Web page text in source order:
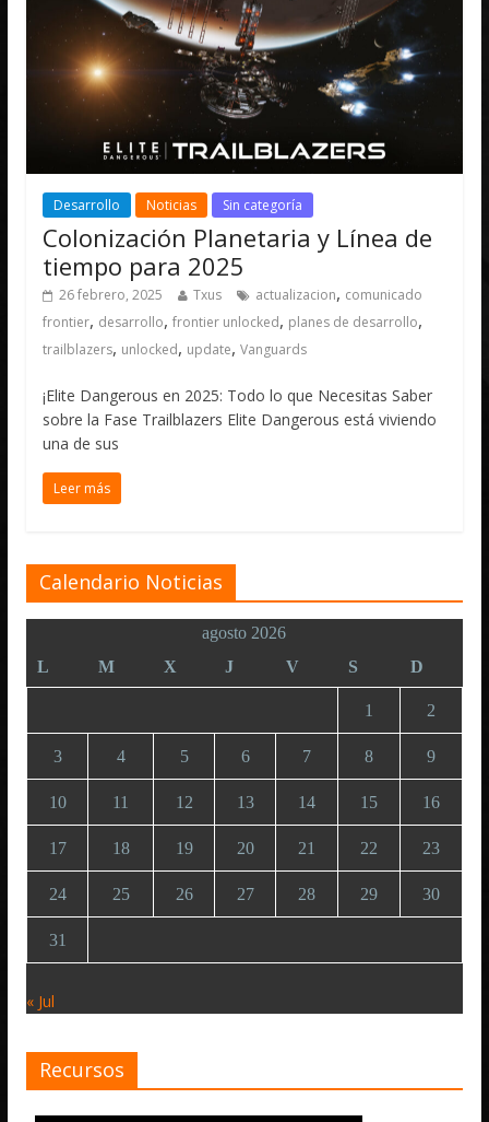
Desarrollo Noticias Sin categoría
Colonización Planetaria y Línea de
tiempo para 2025
26 febrero, 2025 Txus actualizacion, comunicado
frontier, desarrollo,frontier unlocked, planes de desarrollo,
trailblazers, unlocked, update,Vanguards
¡Elite Dangerous en 2025: Todo lo que Necesitas Saber
sobre la Fase Trailblazers Elite Dangerous está viviendo
una de sus
Leer más
Calendario Noticias
agosto 2026
L
M X J V S D
1 2
3 4 5 6 7 8 9
10 11 12 13 14 15 16
17 18 19 20 21 22 23
24 25 26 27 28 29 30
31
« Jul
Recursos